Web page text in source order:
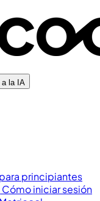
a la IA
principiantes
Cómo iniciar sesión